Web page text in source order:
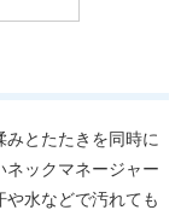
とたたきを同時に
ックマネージャー
水などで汚れても